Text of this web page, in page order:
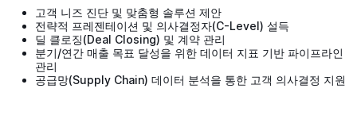
고객 니즈 진단 및 맞춤형 솔루션 제안
전략적 프레젠테이션 및 의사결정자(C-Level) 설득
딜 클로징(Deal Closing) 및 계약 관리
분기/연간 매출 목표 달성을 위한 데이터 지표 기반 파이프라인
관리
공급망(Supply Chain) 데이터 분석을 통한 고객 의사결정 지원